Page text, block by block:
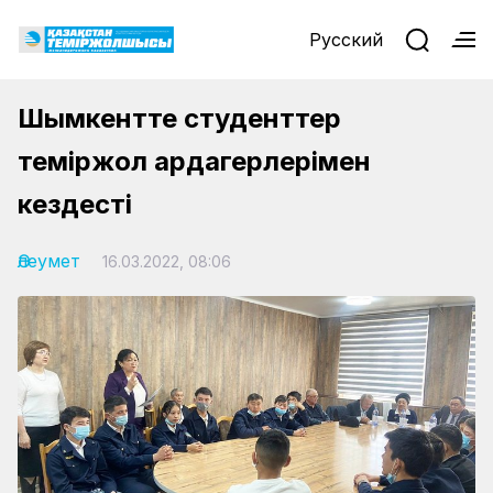
Русский
Шымкентте студенттер
теміржол ардагерлерімен
кездесті
Әлеумет 16.03.2022, 08:06